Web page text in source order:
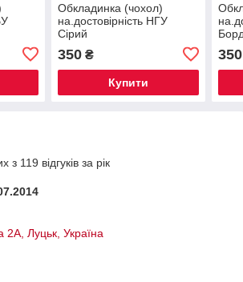
Обкладинка (чохол)
на.достовірність НГУ
Сірий
350₴
Купити
350
з 119 відгуків за рік
2А, Луцьк, Україна